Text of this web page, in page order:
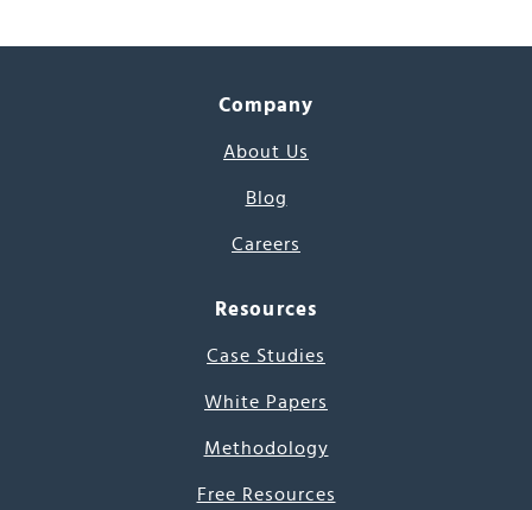
Company
About Us
Blog
Careers
Resources
Case Studies
White Papers
Methodology
Free Resources